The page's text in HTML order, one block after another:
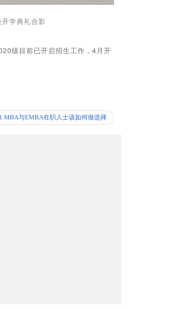
学典礼合影
级目前已开启招生工作，4月开
MBA与EMBA在职人士该如何做选择